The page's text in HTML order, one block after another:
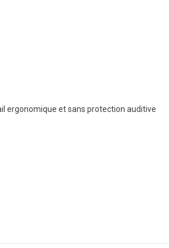
ergonomique et sans protection auditive